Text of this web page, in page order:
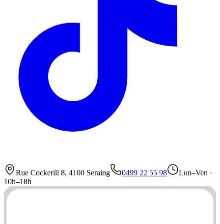
Rue Cockerill 8, 4100 Seraing 0499 22 55 98
Lun–Ven ·
10h–18h